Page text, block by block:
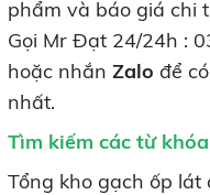
phẩm và báo giá chi
Gọi Mr Đạt 24/24h :
hoặc nhắn Zalo để
nhất.
Tìm kiếm các từ
Tổng kho gạch ốp